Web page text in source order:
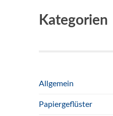
Kategorien
Allgemein
Papiergeflüster